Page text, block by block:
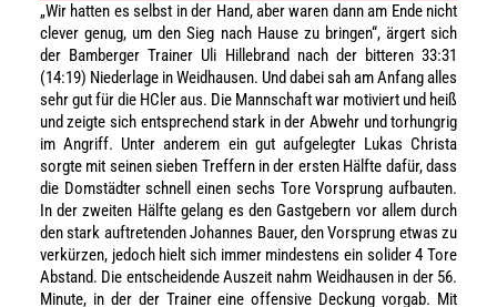
„Wir hatten es selbst in der Hand, aber waren dann am Ende nicht
clever genug, um den Sieg nach Hause zu bringen“, ärgert sich
der Bamberger Trainer Uli Hillebrand nach der bitteren 33:31
(14:19) Niederlage in Weidhausen. Und dabei sah am Anfang alles
sehr gut für die HCler aus. Die Mannschaft war motiviert und heiß
und zeigte sich entsprechend stark in der Abwehr und torhungrig
im Angriff. Unter anderem ein gut aufgelegter Lukas Christa
sorgte mit seinen sieben Treffern in der ersten Hälfte dafür, dass
die Domstädter schnell einen sechs Tore Vorsprung aufbauten.
In der zweiten Hälfte gelang es den Gastgebern vor allem durch
den stark auftretenden Johannes Bauer, den Vorsprung etwas zu
verkürzen, jedoch hielt sich immer mindestens ein solider 4 Tore
Abstand. Die entscheidende Auszeit nahm Weidhausen in der 56.
Minute, in der der Trainer eine offensive Deckung vorgab. Mit